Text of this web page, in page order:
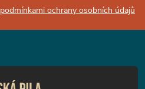
podmínkami ochrany osobních údajů